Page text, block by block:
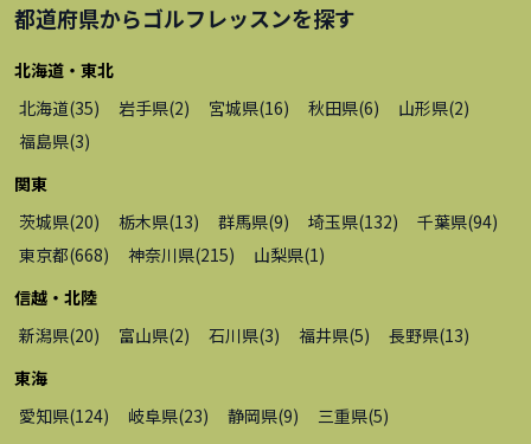
都道府県からゴルフレッスンを探す
北海道・東北
北海道(35) 岩手県(2) 宮城県(16) 秋田県(6) 山形県(2)
福島県(3)
関東
茨城県(20) 栃木県(13) 群馬県(9) 埼玉県(132) 千葉県(94)
東京都(668) 神奈川県(215) 山梨県(1 )
信越・北陸
新潟県(20) 富山県(2) 石川県(3) 福井県(5) 長野県(13)
東海
愛知県(124) 岐阜県(23) 静岡県(9) 三重県(5)